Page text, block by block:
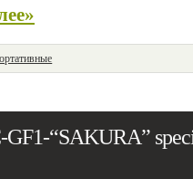
“SAKURA”